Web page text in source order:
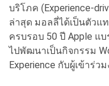
บริโภค (Experience-
ล่าสุด มอลลี่ได้เป็นตัวแ
ครบรอบ 50 ปี Apple แบ
ไปพัฒนาเป็นกิจกรรม
Experience กับผู้เข้าร่ว